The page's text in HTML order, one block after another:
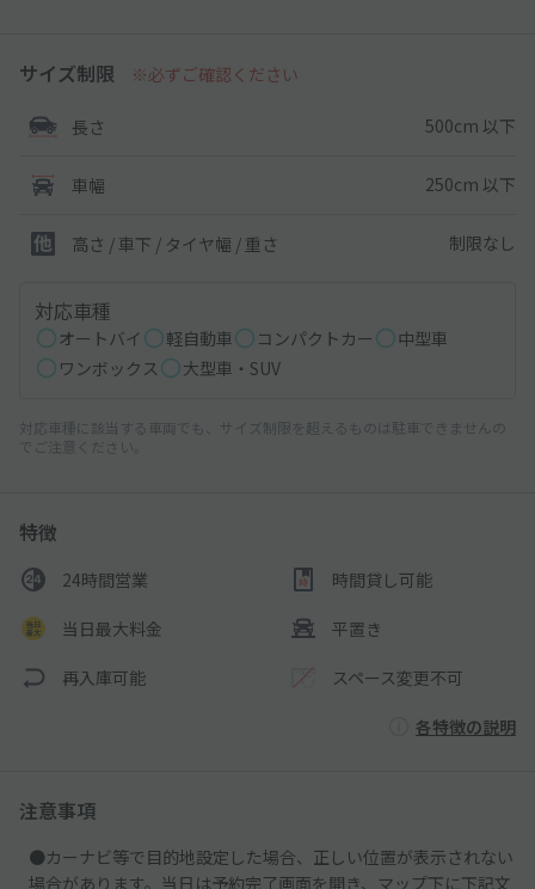
サイズ制限 ※必ずご確認ください
長さ 500cm 以下
車幅 250cm 以下
高さ / 車下 / タイヤ幅 / 重さ 制限なし
対応車種
オートバイ 軽自動車 コンパクトカー
中型車
ワンボックス
大型車・SUV
対応車種に該当する車両でも、サイズ制限を超えるものは駐車できませんの
でご注意ください。
特徴
24時間営業 時間貸し可能
当日最大料金 平置き
再入庫可能 スペース変更不可
各特徴の説明
注意事項
●カーナビ等で目的地設定した場合、正しい位置が表示されない
場合があります。当日は予約完了画面を開き、マップ下に下記文